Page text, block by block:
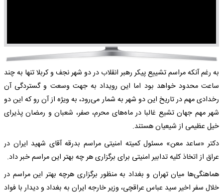
به رغم آنکه مراسم تشییع پیکر رهبر انقلاب در دو شهر نجف و کربلا تنها به چند
ساعت محدود خواهد بود اما این رویداد به جهت وسعت و گستردگی آن
رخدادی مهم در تاریخ این دو شهر به شمار می‌رود، به ویژه از آن رو که این دو
شهر مهم جهان تشیع غالبا در ماه‌های محرم، صفر، شعبان و رمضان پذیرای
خیل عظیمی از شیعیان هستند.
دکتر «ساعد معن» مسئول کمیته امنیتی مراسم بدرقه آقای شهید ایران در
عراق از اتخاذ کلیه تدابیر امنیتی برای برگزاری هر چه بهتر این مراسم خبر داد.
هماهنگی‌ها میان تهران و بغداد به منظور برگزاری هرچه بهتر این مراسم در
خلال سفر اخیر سید عباس عراقچی، وزیر خارجه ایران به بغداد و دیدار با فواد